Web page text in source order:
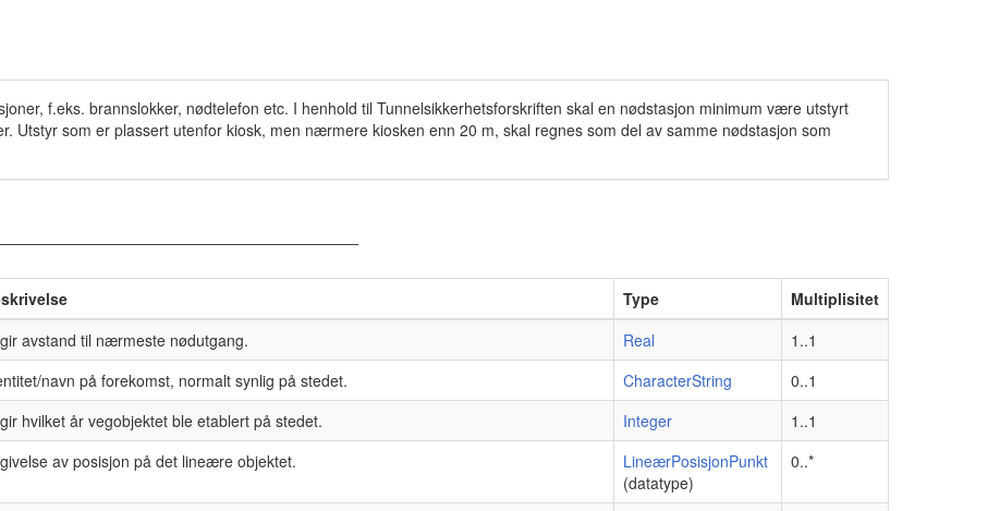
f.eks. brannslokker, nødtelefon etc. I henhold til Tunnelsikkerhetsforskriften skal en nødstasjon minimum være utstyrt
Utstyr som er plassert utenfor kiosk, men nærmere kiosken enn 20 m, skal regnes som del av samme nødstasjon som
Type
Multiplisitet
avstand til nærmeste nødutgang. Real
1..1
navn på forekomst, normalt synlig på stedet. CharacterString
0..1
hvilket år vegobjektet ble etablert på stedet. Integer
1..1
av posisjon på det lineære objektet.
LineærPosisjonPunkt
(datatype)
0..*